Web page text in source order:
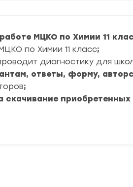
МЦКО по Химии 11
по Химии 11 класс;
диагностику для
ответы, форму,
;
приобретенных